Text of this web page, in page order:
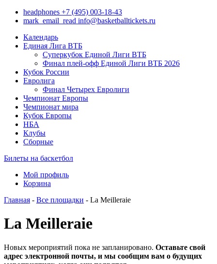
headphones +7 (495) 003-18-43
mark_email_read info@basketballtickets.ru
Календарь
Единая Лига ВТБ
Суперкубок Единой Лиги ВТБ
Финал плей-офф Единой Лиги ВТБ 2026
Кубок России
Евролига
Финал Четырех Евролиги
Чемпионат Европы
Чемпионат мира
Кубок Европы
НБА
Клубы
Сборные
Билеты на баскетбол
Мой профиль
Корзина
Главная - Все площадки - La Meilleraie
La Meilleraie
Новых мероприятий пока не запланировано. Оставьте свой
адрес электронной почты, и мы сообщим вам о будущих